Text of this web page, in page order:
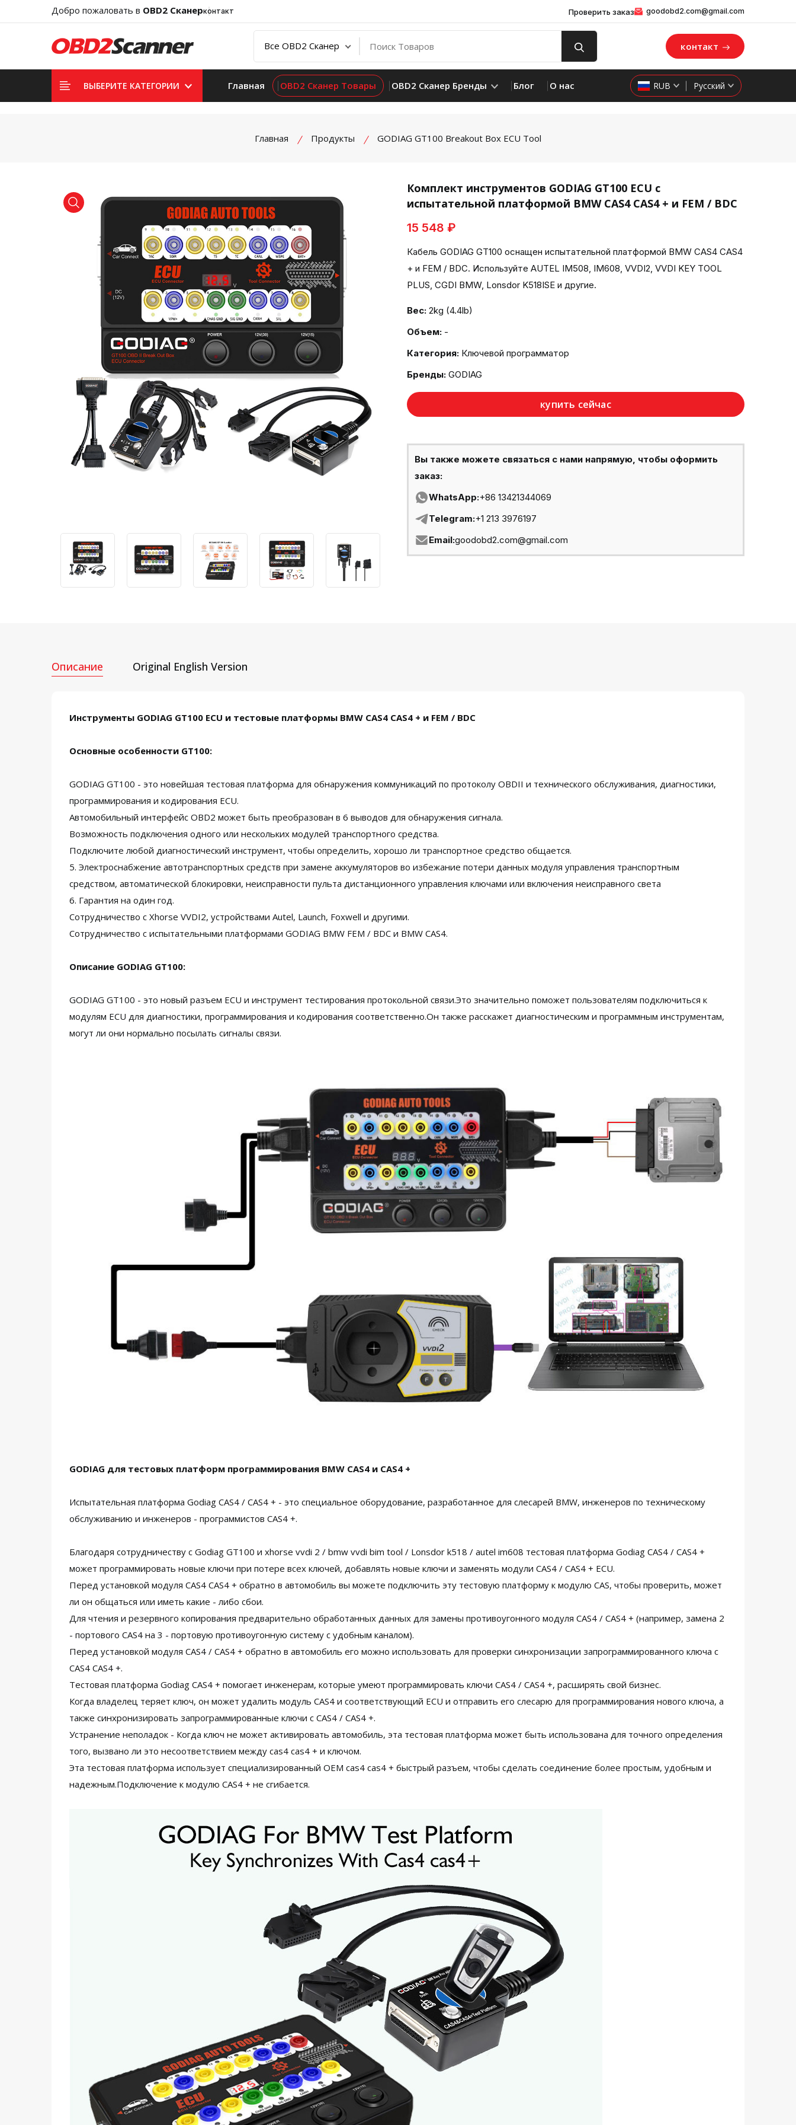
Добро пожаловать в OBD2 Сканерконтакт Проверить заказ goodobd2.com@gmail.com
контакт
ВЫБЕРИТЕ КАТЕГОРИИ Главная OBD2 Сканер Товары OBD2 Сканер Бренды Блог О нас RUB Русский
Главная Продукты GODIAG GT100 Breakout Box ECU Tool
product view
Комплект инструментов GODIAG GT100 ECU с
испытательной платформой BMW CAS4 CAS4 + и FEM / BDC
15 548 ₽
Кабель GODIAG GT100 оснащен испытательной платформой BMW CAS4 CAS4
+ и FEM / BDC. Используйте AUTEL IM508, IM608, VVDI2, VVDI KEY TOOL
PLUS, CGDI BMW, Lonsdor K518ISE и другие.
Вес: 2kg (4.4lb)
Объем: -
Категория: Ключевой программатор
Бренды: GODIAG
купить сейчас
Вы также можете связаться с нами напрямую, чтобы оформить
заказ:
WhatsApp:+86 13421344069
Telegram:+1 213 3976197
Email:goodobd2.com@gmail.com
Описание Original English Version
Инструменты GODIAG GT100 ECU и тестовые платформы BMW CAS4 CAS4 + и FEM / BDC
Основные особенности GT100:
GODIAG GT100 - это новейшая тестовая платформа для обнаружения коммуникаций по протоколу OBDII и технического обслуживания, диагностики,
программирования и кодирования ECU.
Автомобильный интерфейс OBD2 может быть преобразован в 6 выводов для обнаружения сигнала.
Возможность подключения одного или нескольких модулей транспортного средства.
Подключите любой диагностический инструмент, чтобы определить, хорошо ли транспортное средство общается.
5. Электроснабжение автотранспортных средств при замене аккумуляторов во избежание потери данных модуля управления транспортным
средством, автоматической блокировки, неисправности пульта дистанционного управления ключами или включения неисправного света
6. Гарантия на один год.
Сотрудничество с Xhorse VVDI2, устройствами Autel, Launch, Foxwell и другими.
Сотрудничество с испытательными платформами GODIAG BMW FEM / BDC и BMW CAS4.
Описание GODIAG GT100:
GODIAG GT100 - это новый разъем ECU и инструмент тестирования протокольной связи.Это значительно поможет пользователям подключиться к
модулям ECU для диагностики, программирования и кодирования соответственно.Он также расскажет диагностическим и программным инструментам,
могут ли они нормально посылать сигналы связи.
GODIAG для тестовых платформ программирования BMW CAS4 и CAS4 +
Испытательная платформа Godiag CAS4 / CAS4 + - это специальное оборудование, разработанное для слесарей BMW, инженеров по техническому
обслуживанию и инженеров - программистов CAS4 +.
Благодаря сотрудничеству с Godiag GT100 и xhorse vvdi 2 / bmw vvdi bim tool / Lonsdor k518 / autel im608 тестовая платформа Godiag CAS4 / CAS4 +
может программировать новые ключи при потере всех ключей, добавлять новые ключи и заменять модули CAS4 / CAS4 + ECU.
Перед установкой модуля CAS4 CAS4 + обратно в автомобиль вы можете подключить эту тестовую платформу к модулю CAS, чтобы проверить, может
ли он общаться или иметь какие - либо сбои.
Для чтения и резервного копирования предварительно обработанных данных для замены противоугонного модуля CAS4 / CAS4 + (например, замена 2
- портового CAS4 на 3 - портовую противоугонную систему с удобным каналом).
Перед установкой модуля CAS4 / CAS4 + обратно в автомобиль его можно использовать для проверки синхронизации запрограммированного ключа с
CAS4 CAS4 +.
Тестовая платформа Godiag CAS4 + помогает инженерам, которые умеют программировать ключи CAS4 / CAS4 +, расширять свой бизнес.
Когда владелец теряет ключ, он может удалить модуль CAS4 и соответствующий ECU и отправить его слесарю для программирования нового ключа, а
также синхронизировать запрограммированные ключи с CAS4 / CAS4 +.
Устранение неполадок - Когда ключ не может активировать автомобиль, эта тестовая платформа может быть использована для точного определения
того, вызвано ли это несоответствием между cas4 cas4 + и ключом.
Эта тестовая платформа использует специализированный OEM cas4 cas4 + быстрый разъем, чтобы сделать соединение более простым, удобным и
надежным.Подключение к модулю CAS4 + не сгибается.